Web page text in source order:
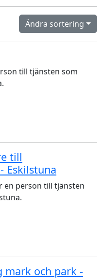
Ändra sortering
till tjänsten som
till
Eskilstuna
en person till tjänsten
mark och park -